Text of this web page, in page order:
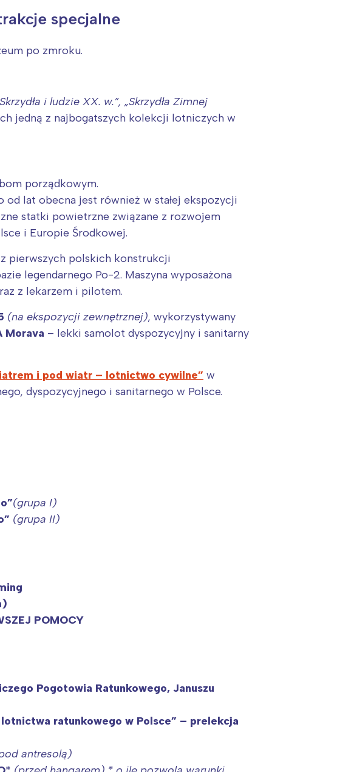
specjalne
po zmroku.
i ludzie XX. w.”, „Skrzydła Zimnej
jedną z najbogatszych kolekcji lotniczych w
porządkowym.
lat obecna jest również w stałej ekspozycji
statki powietrzne związane z rozwojem
i Europie Środkowej.
pierwszych polskich konstrukcji
legendarnego Po-2. Maszyna wyposażona
z lekarzem i pilotem.
(na ekspozycji zewnętrznej), wykorzystywany
Morava – lekki samolot dyspozycyjny i sanitarny
i pod wiatr – lotnictwo cywilne” w
dyspozycyjnego i sanitarnego w Polsce.
(grupa I)
(grupa II)
POMOCY
Pogotowia Ratunkowego, Januszu
ratunkowego w Polsce” – prelekcja
antresolą)